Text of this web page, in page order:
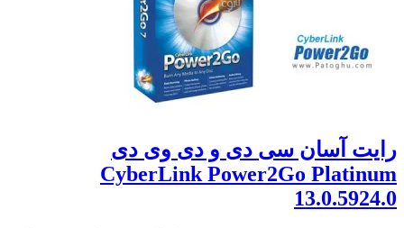
رایت آسان سی دی و دی وی دی
CyberLink Power2Go Platinum
13.0.5924.0